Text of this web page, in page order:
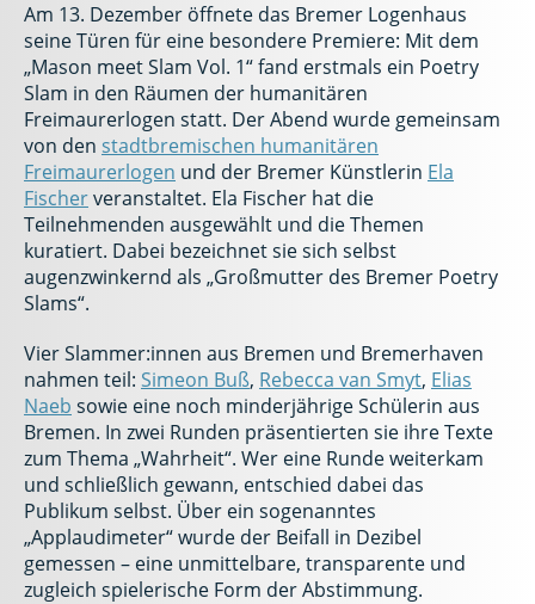
Am 13. Dezember öffnete das Bremer Logenhaus
seine Türen für eine besondere Premiere: Mit dem
„Mason meet Slam Vol. 1“ fand erstmals ein Poetry
Slam in den Räumen der humanitären
Freimaurerlogen statt. Der Abend wurde gemeinsam
von den stadtbremischen humanitären
Freimaurerlogen und der Bremer Künstlerin Ela
Fischerveranstaltet. Ela Fischer hat die
Teilnehmenden ausgewählt und die Themen
kuratiert. Dabei bezeichnet sie sich selbst
augenzwinkernd als „Großmutter des Bremer Poetry
Slams“.
Vier Slammer:innen aus Bremen und Bremerhaven
nahmen teil: Simeon Buß, Rebecca van Smyt, Elias
Naeb sowie eine noch minderjährige Schülerin aus
Bremen. In zwei Runden präsentierten sie ihre Texte
zum Thema „Wahrheit“. Wer eine Runde weiterkam
und schließlich gewann, entschied dabei das
Publikum selbst. Über ein sogenanntes
„Applaudimeter“ wurde der Beifall in Dezibel
gemessen – eine unmittelbare, transparente und
zugleich spielerische Form der Abstimmung.